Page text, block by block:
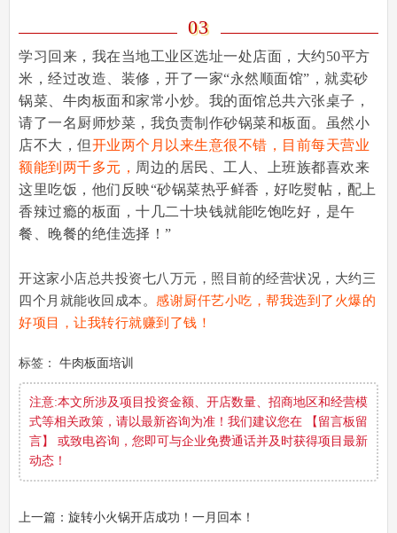
03
学习回来，我在当地工业区选址一处店面，大约50平方
米，经过改造、装修，开了一家“永然顺面馆”，就卖砂
锅菜、牛肉板面和家常小炒。我的面馆总共六张桌子，
请了一名厨师炒菜，我负责制作砂锅菜和板面。虽然小
店不大，但开业两个月以来生意很不错，目前每天营业
额能到两千多元， 周边的居民、工人、上班族都喜欢来
这里吃饭，他们反映“砂锅菜热乎鲜香，好吃熨帖，配上
香辣过瘾的板面，十几二十块钱就能吃饱吃好，是午
餐、晚餐的绝佳选择！”
开这家小店总共投资七八万元，照目前的经营状况，大约三
四个月就能收回成本。 感谢厨仟艺小吃，帮我选到了火爆的
好项目，让我转行就赚到了钱！
标签： 牛肉板面培训
注意:本文所涉及项目投资金额、开店数量、招商地区和经营模
式等相关政策，请以最新咨询为准！我们建议您在 【留言板留
言】 或致电咨询，您即可与企业免费通话并及时获得项目最新
动态！
上一篇：旋转小火锅开店成功！一月回本！